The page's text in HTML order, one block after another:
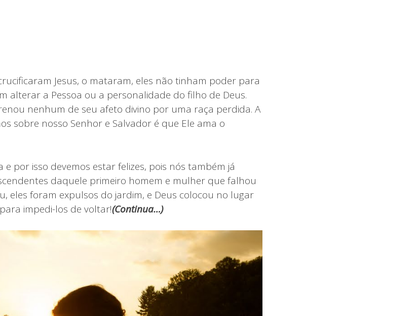
Jesus, o mataram, eles não tinham poder para
alterar a Pessoa ou a personalidade do filho de Deus.
nenhum de seu afeto divino por uma raça perdida. A
sobre nosso Senhor e Salvador é que Ele ama o
e por isso devemos estar felizes, pois nós também já
daquele primeiro homem e mulher que falhou
eles foram expulsos do jardim, e Deus colocou no lugar
impedi-los de voltar!(Continua…)